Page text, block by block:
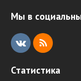
Мы в
V
R
Статистика